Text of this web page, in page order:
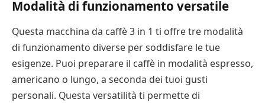
Modalità di funzionamento versatile
Questa macchina da caffè 3 in 1 ti offre tre modalità
di funzionamento diverse per soddisfare le tue
esigenze. Puoi preparare il caffè in modalità espresso,
americano o lungo, a seconda dei tuoi gusti
personali. Questa versatilità ti permette di